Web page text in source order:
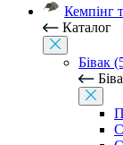
Кемпінг
Каталог
Бівак